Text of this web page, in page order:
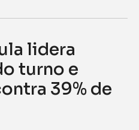
lidera
turno e
39% de